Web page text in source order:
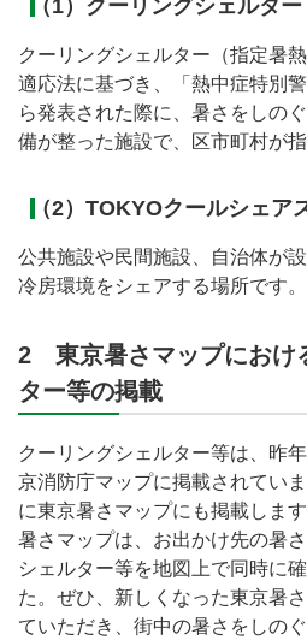
（1）クーリングシェルター
クーリングシェルター（指定暑
適応法に基づき、「熱中症特別
ら発表された際に、暑さをしの
備が整った施設で、区市町村が指
（2）TOKYOクールシェア
公共施設や民間施設、自治体が
冷房環境をシェアする場所です。
2 東京暑さマップにおけ
ター等の掲載
クーリングシェルター等は、昨
京消防庁マップに掲載されてい
に東京暑さマップにも掲載しま
暑さマップは、お出かけ先の暑
シェルター等を地図上で同時に
た。ぜひ、新しくなった東京暑
ていただき、街中の暑さをしの